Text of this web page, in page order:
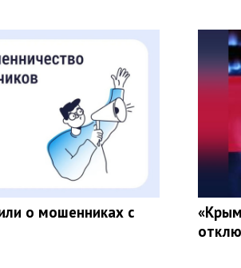
о мошенниках с